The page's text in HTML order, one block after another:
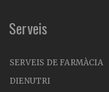
Serveis
SERVEIS DE FARMÀCIA
DIENUTRI